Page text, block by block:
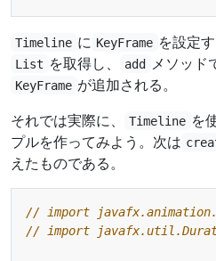
Timeline に KeyFrame を設定す
List を取得し、 add メソッド
KeyFrame が追加される。
それでは実際に、
Timeline を
プルを作ってみよう。次は
えたものである。
// import
// import